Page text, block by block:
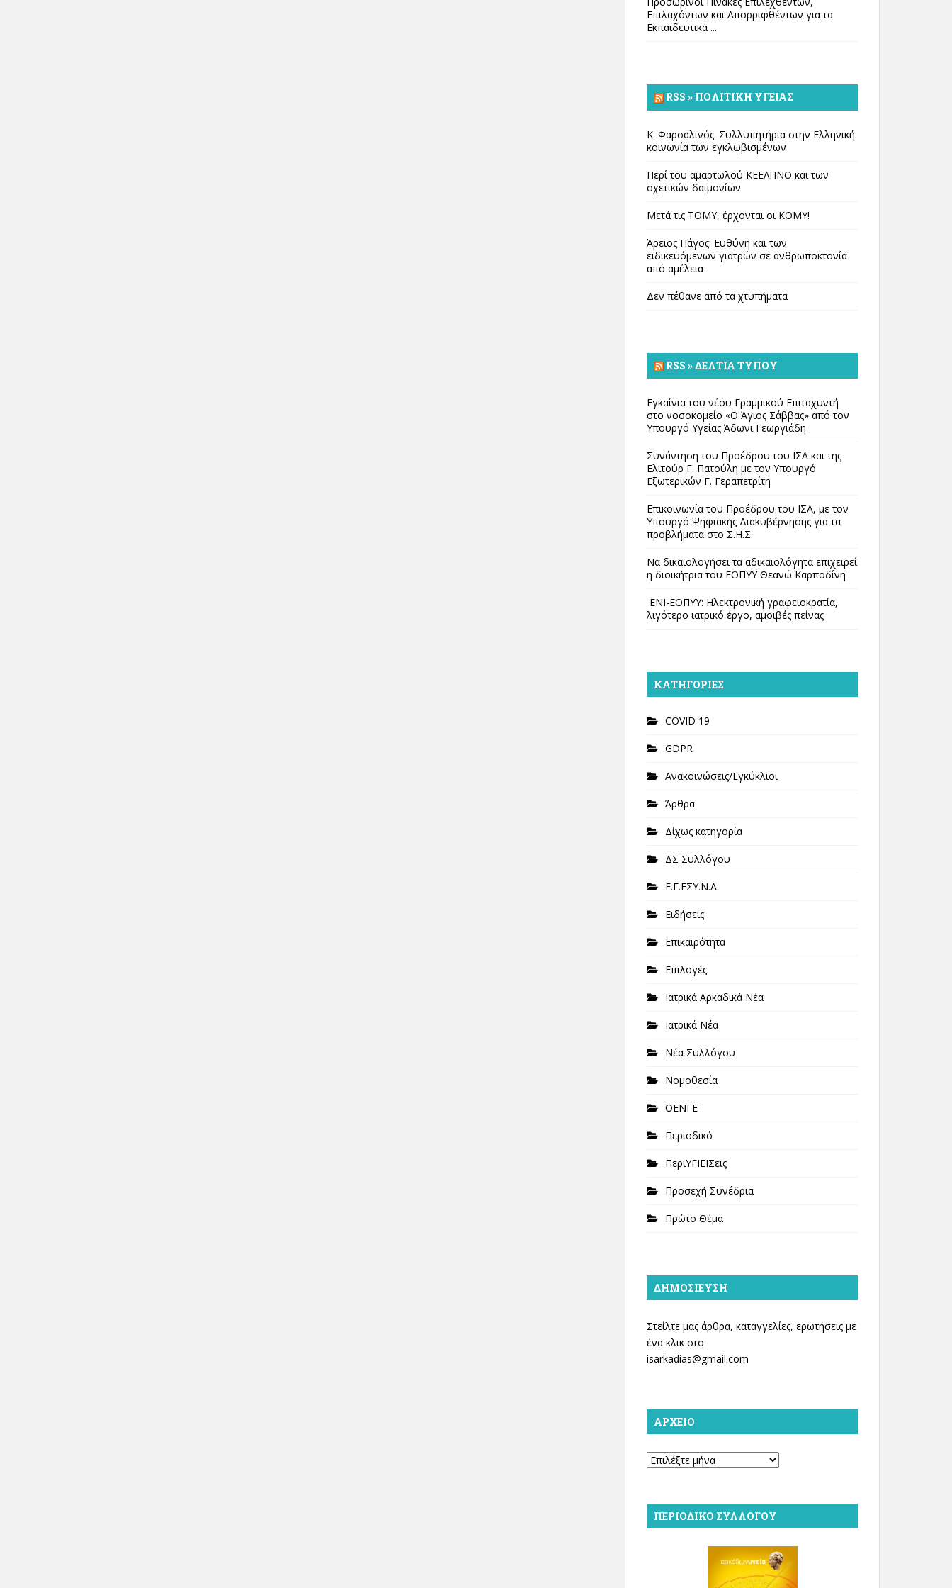
Επιλαχόντων και Απορριφθέντων για τα
Εκπαιδευτικά ...
RSS » ΠΟΛΙΤΙΚΉ ΥΓΕΊΑΣ
Κ. Φαρσαλινός. Συλλυπητήρια στην Ελληνική
κοινωνία των εγκλωβισμένων
Περί του αμαρτωλού ΚΕΕΛΠΝΟ και των
σχετικών δαιμονίων
Μετά τις ΤΟΜΥ, έρχονται οι ΚΟΜΥ!
Άρειος Πάγος: Ευθύνη και των
ειδικευόμενων γιατρών σε ανθρωποκτονία
από αμέλεια
Δεν πέθανε από τα χτυπήματα
RSS » ΔΕΛΤΊΑ ΤΎΠΟΥ
Εγκαίνια του νέου Γραμμικού Επιταχυντή
στο νοσοκομείο «Ο Άγιος Σάββας» από τον
Υπουργό Υγείας Άδωνι Γεωργιάδη
Συνάντηση του Προέδρου του ΙΣΑ και της
Ελιτούρ Γ. Πατούλη με τον Υπουργό
Εξωτερικών Γ. Γεραπετρίτη
Επικοινωνία του Προέδρου του ΙΣΑ, με τον
Υπουργό Ψηφιακής Διακυβέρνησης για τα
προβλήματα στο Σ.Η.Σ.
Να δικαιολογήσει τα αδικαιολόγητα επιχειρεί
η διοικήτρια του ΕΟΠΥΥ Θεανώ Καρποδίνη
ΕΝΙ-ΕΟΠΥΥ: Ηλεκτρονική γραφειοκρατία,
λιγότερο ιατρικό έργο, αμοιβές πείνας
KΑΤΗΓΟΡΊΕΣ
COVID 19
GDPR
Ανακοινώσεις/Εγκύκλιοι
Άρθρα
Δίχως κατηγορία
ΔΣ Συλλόγου
Ε.Γ.ΕΣΥ.Ν.Α.
Ειδήσεις
Επικαιρότητα
Επιλογές
Ιατρικά Αρκαδικά Νέα
Ιατρικά Νέα
Νέα Συλλόγου
Νομοθεσία
ΟΕΝΓΕ
Περιοδικό
ΠεριΥΓΙΕΙΣεις
Προσεχή Συνέδρια
Πρώτο Θέμα
ΔΗΜΟΣΊΕΥΣΗ
Στείλτε μας άρθρα, καταγγελίες, ερωτήσεις με
ένα κλικ στο
isarkadias@gmail.com
ΑΡΧΕΊΟ
Αρχείο
ΠΕΡΙΟΔΙΚΌ ΣΥΛΛΌΓΟΥ